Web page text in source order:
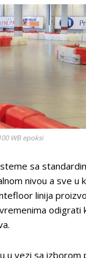
WB epoksi
sa
nivou a sve u
linija
odigrati
u vezi sa izborom